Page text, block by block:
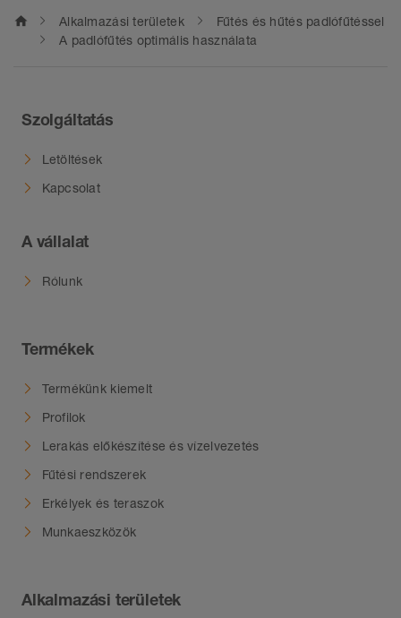
home Alkalmazási területek
Fűtés és hűtés padlófűtéssel
A padlófűtés optimális használata
Szolgáltatás
Letöltések
Kapcsolat
A vállalat
Rólunk
Termékek
Termékünk kiemelt
Profilok
Lerakás előkészítése és vízelvezetés
Fűtési rendszerek
Erkélyek és teraszok
Munkaeszközök
Alkalmazási területek